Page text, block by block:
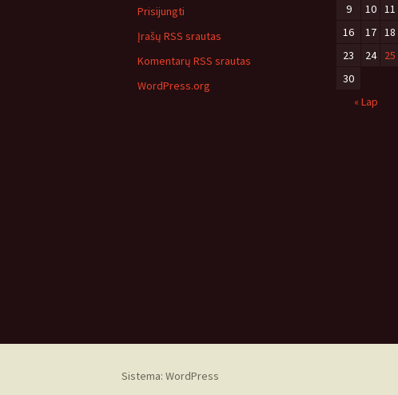
9
10 11
16
17 18
23
24 25
30
« Lap
Prisijungti
Įrašų RSS srautas
Komentarų RSS srautas
WordPress.org
Sistema: WordPress